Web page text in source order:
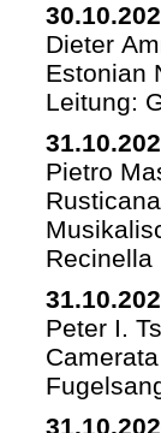
Dieter
Estonian
Leitung:
Pietro
Recinella
Peter I.